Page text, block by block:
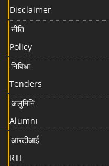
Disclaimer
नीति
Policy
निविधा
Tenders
अलुमिनि
Alumni
आरटीआई
RTI